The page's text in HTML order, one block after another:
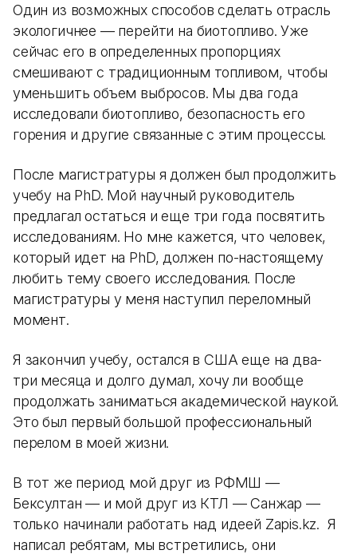
Один из возможных способов сделать отрасль
экологичнее — перейти на биотопливо. Уже
сейчас его в определенных пропорциях
смешивают с традиционным топливом, чтобы
уменьшить объем выбросов. Мы два года
исследовали биотопливо, безопасность его
горения и другие связанные с этим процессы.
После магистратуры я должен был продолжить
учебу на PhD. Мой научный руководитель
предлагал остаться и еще три года посвятить
исследованиям. Но мне кажется, что человек,
который идет на PhD, должен по-настоящему
любить тему своего исследования. После
магистратуры у меня наступил переломный
момент.
Я закончил учебу, остался в США еще на два-
три месяца и долго думал, хочу ли вообще
продолжать заниматься академической наукой.
Это был первый большой профессиональный
перелом в моей жизни.
В тот же период мой друг из РФМШ —
Бексултан — и мой друг из КТЛ — Санжар —
только начинали работать над идеей Zapis.kz. Я
написал ребятам, мы встретились, они